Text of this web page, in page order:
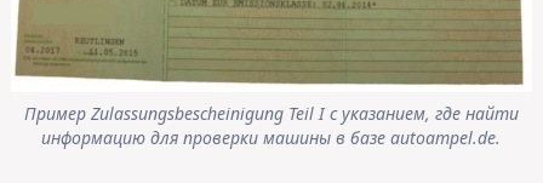
Пример Zulassungsbescheinigung Teil I с указанием, где найти
информацию для проверки машины в базе autoampel.de.